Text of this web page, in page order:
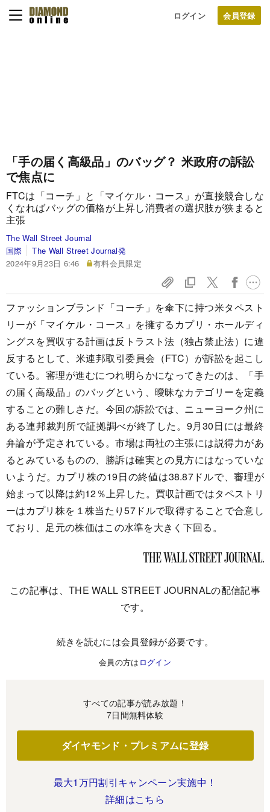
ログイン
「手の届く高級品」のバッグ？ 米政府の訴訟
で焦点に
FTCは「コーチ」と「マイケル・コース」が直接競合しな
くなればバッグの価格が上昇し消費者の選択肢が狭まると
主張
The Wall Street Journal
国際
The Wall Street Journal発
2024年9月23日 6:46
有料会員限定
ファッションブランド「コーチ」を傘下に持つ米タペスト
リーが「マイケル・コース」を擁するカプリ・ホールディ
ングスを買収する計画は反トラスト法（独占禁止法）に違
反するとして、米連邦取引委員会（FTC）が訴訟を起こし
ている。審理が進むにつれ明らかになってきたのは、「手
の届く高級品」のバッグという、曖昧なカテゴリーを定義
することの難しさだ。今回の訴訟では、ニューヨーク州に
ある連邦裁判所で証拠調べが終了した。9月30日には最終
弁論が予定されている。市場は両社の主張には説得力があ
るとみているものの、勝訴は確実との見方にはなっていな
いようだ。カプリ株の19日の終値は38.87ドルで、審理が
始まって以降は約12％上昇した。買収計画ではタペストリ
ーはカプリ株を１株当たり57ドルで取得することで合意し
ており、足元の株価はこの水準を大きく下回る。
この記事は、THE WALL STREET JOURNALの配信記事
です。
続きを読むには会員登録が必要です。
会員の方は ログイン
すべての記事が読み放題！
7日間無料体験
ダイヤモンド・プレミアムに登録
最大1万円割引キャンペーン実施中！
詳細はこちら